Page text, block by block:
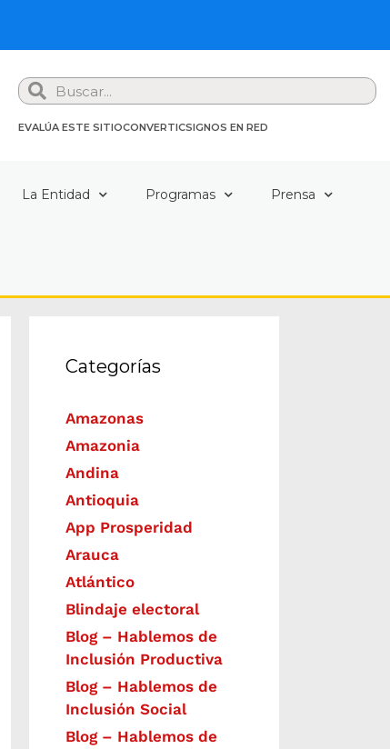
Search
EVALÚA ESTE SITIOCONVERTICSIGNOS EN RED
La Entidad Programas Prensa
Categorías
Amazonas
Amazonia
Andina
Antioquia
App Prosperidad
Arauca
Atlántico
Blindaje electoral
Blog – Hablemos de
Inclusión Productiva
Blog – Hablemos de
Inclusión Social
Blog – Hablemos de